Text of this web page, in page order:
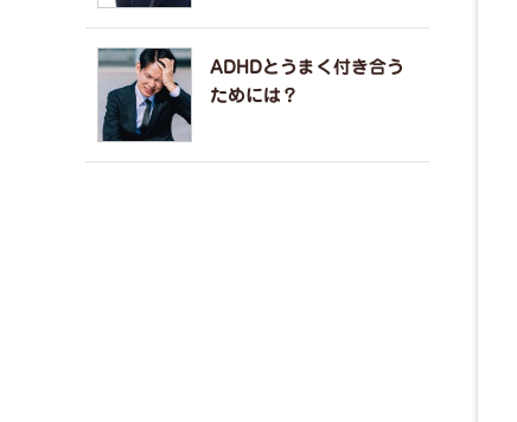
ADHDとうまく付き合う
ためには？